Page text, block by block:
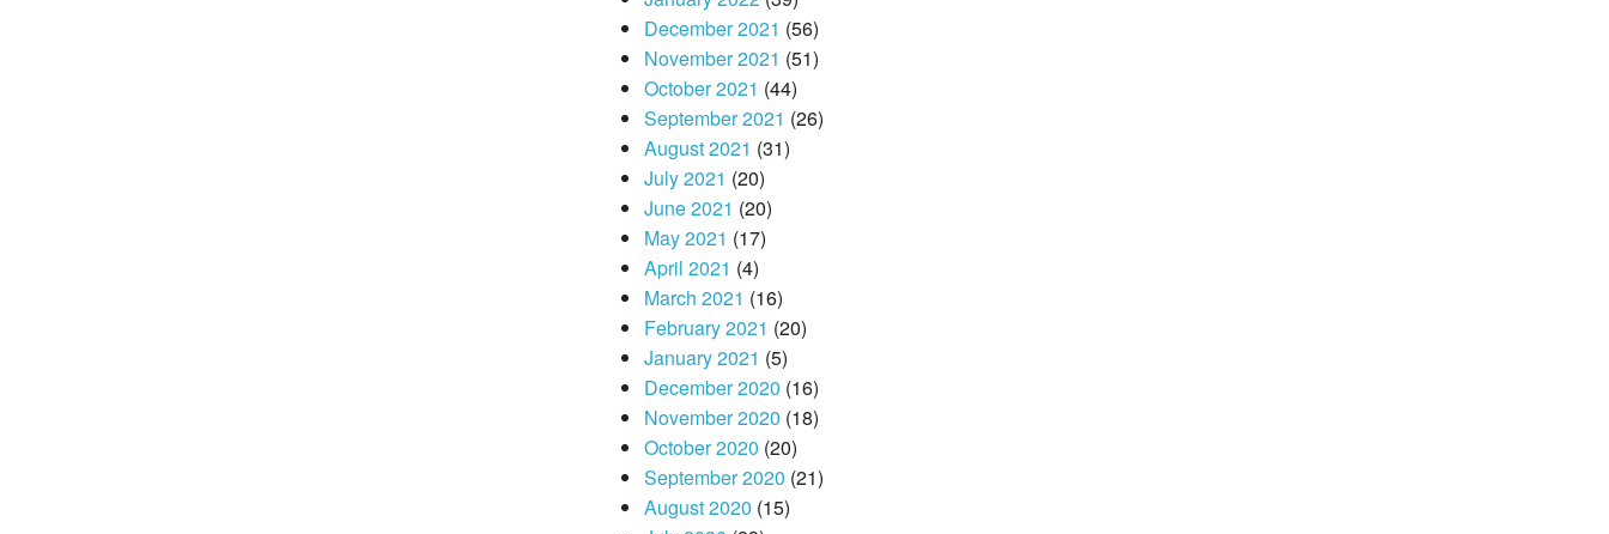
December 2021 (56)
November 2021 (51)
October 2021 (44)
September 2021 (26)
August 2021 (31)
July 2021 (20)
June 2021 (20)
May 2021 (17)
April 2021 (4)
March 2021 (16)
February 2021 (20)
January 2021 (5)
December 2020 (16)
November 2020 (18)
October 2020 (20)
September 2020 (21)
August 2020 (15)